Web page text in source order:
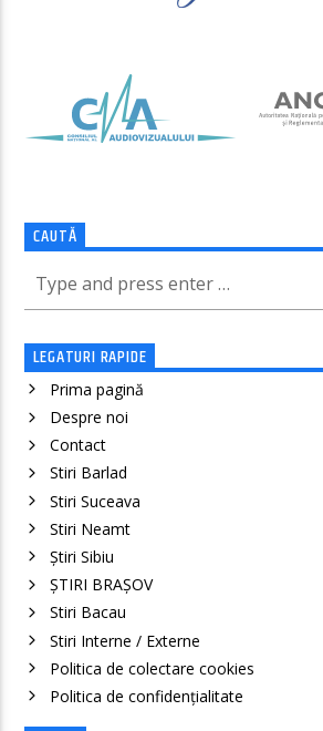
CAUTĂ
LEGATURI RAPIDE
Prima pagină
Despre noi
Contact
Stiri Barlad
Stiri Suceava
Stiri Neamt
Știri Sibiu
ȘTIRI BRAȘOV
Stiri Bacau
Stiri Interne / Externe
Politica de colectare cookies
Politica de confidenţialitate